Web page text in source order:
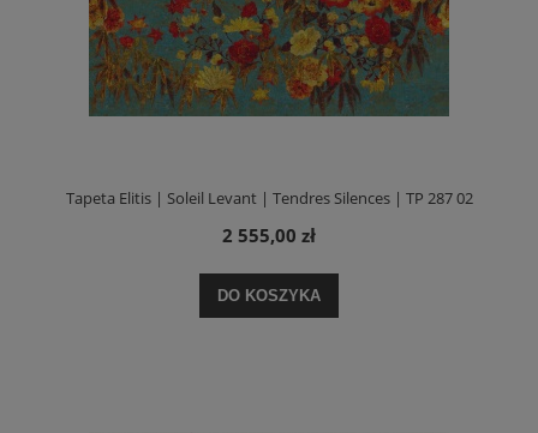
Tapeta Elitis | Soleil Levant | Tendres Silences | TP 287 02
2 555,00 zł
DO KOSZYKA